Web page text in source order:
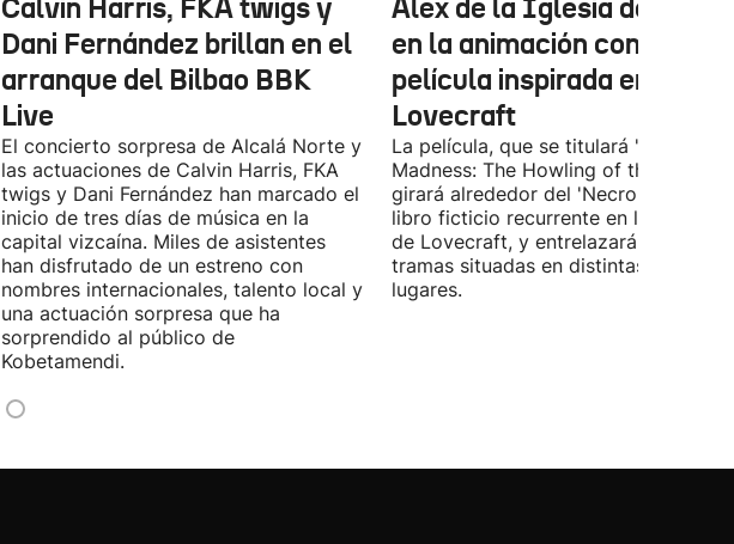
Calvin Harris, FKA twigs y
Dani Fernández brillan en el
arranque del Bilbao BBK
Live
El concierto sorpresa de Alcalá Norte y
las actuaciones de Calvin Harris, FKA
twigs y Dani Fernández han marcado el
inicio de tres días de música en la
capital vizcaína. Miles de asistentes
han disfrutado de un estreno con
nombres internacionales, talento local y
una actuación sorpresa que ha
sorprendido al público de
Kobetamendi.
Álex de la Iglesia debutará
en la animación con una
película inspirada en
Lovecraft
La película, que se titulará 'Ages of
Madness: The Howling of the Jinn',
girará alrededor del 'Necronomicón',
libro ficticio recurrente en los relatos
de Lovecraft, y entrelazará varias
tramas situadas en distintas épocas y
lugares.